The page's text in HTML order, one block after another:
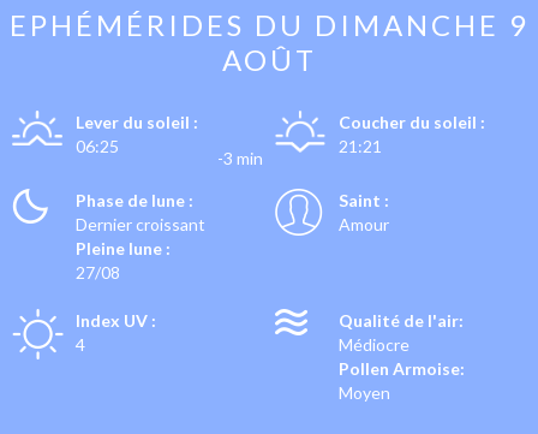
EPHÉMÉRIDES DU DIMANCHE 9
AOÛT
Lever du soleil :
06:25
-3 min
Coucher du soleil :
21:21
Phase de lune :
Dernier croissant
Pleine lune :
27/08
Saint :
Amour
Index UV :
4
Qualité de l'air:
Médiocre
Pollen Armoise:
Moyen